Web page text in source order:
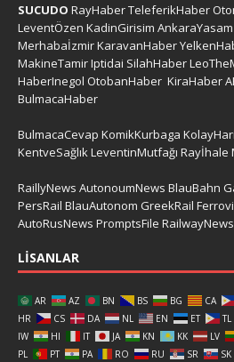
SUCUDO RayHaberTeleferikHaber
LeventÖzen KadinGirisim AnkaraYasam
MerhabaİzmirKaravanHaber
MakineTamirIptidai SilahHaber
HaberInegol OtobanHaber KiraHaber
BulmacaHaber
BulmacaCevap KomikKurbaga
KentveSağlıkLeventinMutfağı Rayİhale
RaillyNews AutonoumNews BlauBahn
PersRail BlauAutonom GreekRail
AutoRusNews PromptsFile RailwayNews
LISANLAR
AR AZ BN BS BG CA
HR
CS DA NL EN ET TL
IW
HI IT JA KN KK LV
PL
PT PA RO RU SR SK